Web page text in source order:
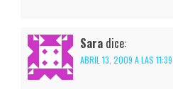
Sara dice:
ABRIL 13, 2009 A LAS